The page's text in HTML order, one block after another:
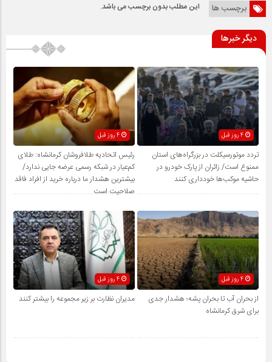
برچسب ها این مطلب بدون برچسب می باشد.
دیگر خبرها
4 روز قبل
تردد موتورسیکلت در بزرگراه‌های استان
ممنوع است/ زائران از پارک خودرو در
حاشیه موکب‌ها خودداری کنند
رئیس اتحادیه طلافروشان کرمانشاه: طلای
کم‌عیار در شبکه رسمی عرضه جایی ندارد/
بیشترین هشدار ما درباره خرید از افراد فاقد
صلاحیت است
4 روز قبل
از بحران آب تا بحران پشه؛ هشدار جدی
برای شرق کرمانشاه
مدیران نظارت بر زیر مجموعه را بیشتر کنند